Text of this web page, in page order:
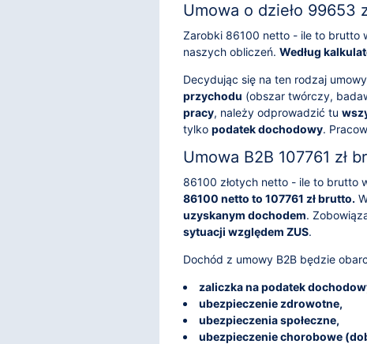
Umowa o dzieło 99653
Zarobki 86100 netto - ile to brutto
naszych obliczeń. Według
Decydując się na ten rodzaj
przychodu (obszar twórczy,
pracy, należy odprowadzić tu
tylko podatek dochodowy.
Umowa B2B 107761 zł
86100 złotych netto - ile to brutto
86100 netto to 107761 zł brutto.
uzyskanym dochodem.
sytuacji względem ZUS.
Dochód z umowy B2B będzie
zaliczka na podatek
ubezpieczenie zdrowotne,
ubezpieczenia społeczne,
ubezpieczenie chorobowe